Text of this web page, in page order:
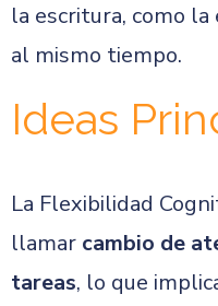
la escritura, como
al mismo tiempo.
Ideas
La Flexibilidad
llamar cambio de
tareas, lo que